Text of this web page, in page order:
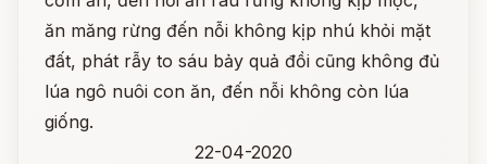
ăn măng rừng đến nỗi không kịp nhú khỏi mặt
đất, phát rẫy to sáu bảy quả đồi cũng không đủ
lúa ngô nuôi con ăn, đến nỗi không còn lúa
giống.
22-04-2020